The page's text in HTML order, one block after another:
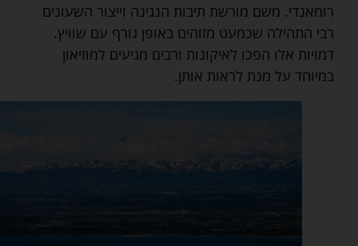
רומאנדי. משם מורשת תיבות הנגינה וייצור השעונים
רבי התהילה שכמעט מזוהים באופן גורף עם שוויץ.
דמויות אלו הפכו לאיקונות ורבים מגיעים למוזיאון
במיוחד על מנת לראות אותן.